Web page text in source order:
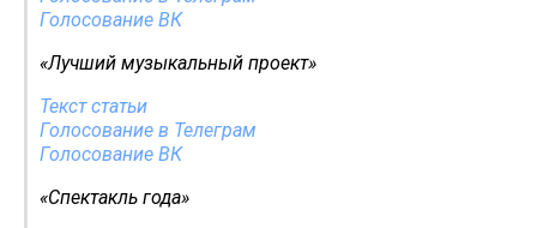
Голосование ВК
«Лучший музыкальный проект»
Текст статьи
Голосование в Телеграм
Голосование ВК
«Спектакль года»